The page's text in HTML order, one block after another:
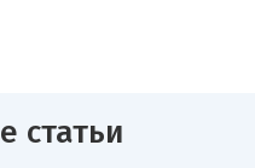
статьи